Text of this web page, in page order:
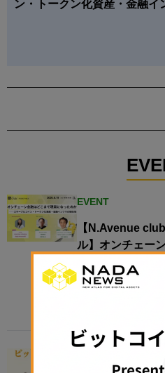
ン・トークン化資産・金融イ
EVENT
【N.Avenue
ル】オンチェー
ったのか──ステ
資産・金融イン